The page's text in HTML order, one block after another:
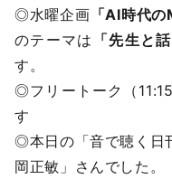
◎水曜企画 「AI時代
のテーマは 「先生と
す。
◎フリートーク（
す
◎本日の「音で聴く日
岡正敏」さんでした。